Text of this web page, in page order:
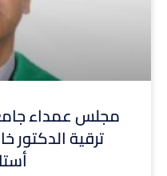
مجلس عمداء
ترقية الدكتور